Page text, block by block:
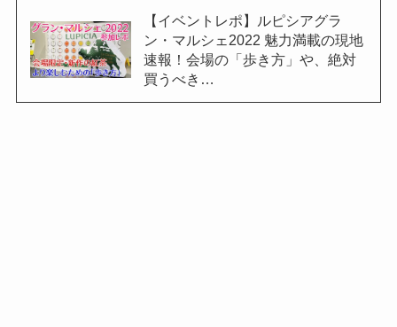
【イベントレポ】ルピシアグラ
ン・マルシェ2022 魅力満載の現地
速報！会場の「歩き方」や、絶対
買うべき…